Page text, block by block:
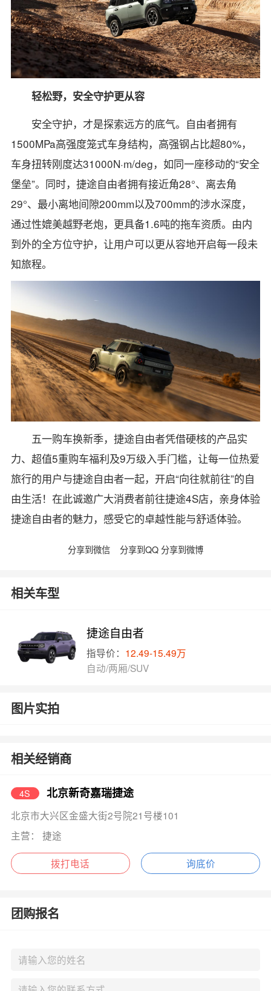
轻松野，安全守护更从容
安全守护，才是探索远方的底气。自由者拥有
1500MPa高强度笼式车身结构，高强钢占比超80%，
车身扭转刚度达31000N·m/deg，如同一座移动的“安全
堡垒”。同时，捷途自由者拥有接近角28°、离去角
29°、最小离地间隙200mm以及700mm的涉水深度，
通过性媲美越野老炮，更具备1.6吨的拖车资质。由内
到外的全方位守护，让用户可以更从容地开启每一段未
知旅程。
五一购车换新季，捷途自由者凭借硬核的产品实
力、超值5重购车福利及9万级入手门槛，让每一位热爱
旅行的用户与捷途自由者一起，开启“向往就前往”的自
由生活！在此诚邀广大消费者前往捷途4S店，亲身体验
捷途自由者的魅力，感受它的卓越性能与舒适体验。
分享到微信 分享到QQ 分享到微博
相关车型
捷途自由者
指导价： 12.49-15.49万
自动/两厢/SUV
图片实拍
相关经销商
4S 北京新奇嘉瑞捷途
北京市大兴区金盛大街2号院21号楼101
主营： 捷途
拨打电话 询底价
团购报名